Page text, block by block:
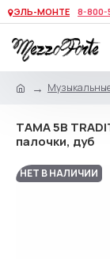
ЭЛЬ-МОНТЕ 8-800-
TAMA 5B
палочки, дуб
НЕТ В НАЛИЧИИ